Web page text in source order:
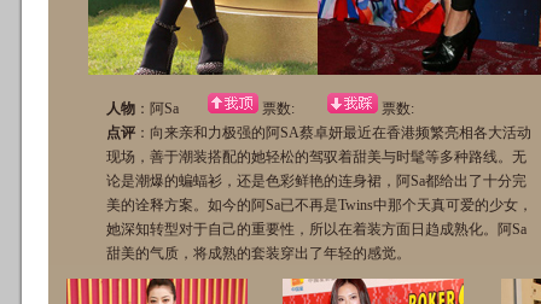
人物 ：阿Sa 票数:
票数:
点评 ：向来亲和力极强的阿SA蔡卓妍最近在香港频繁亮相各大活动
现场，善于潮装搭配的她轻松的驾驭着甜美与时髦等多种路线。无
论是潮爆的蝙蝠衫，还是色彩鲜艳的连身裙，阿Sa都给出了十分完
美的诠释方案。如今的阿Sa已不再是Twins中那个天真可爱的少女，
她深知转型对于自己的重要性，所以在着装方面日趋成熟化。阿Sa
甜美的气质，将成熟的套装穿出了年轻的感觉。